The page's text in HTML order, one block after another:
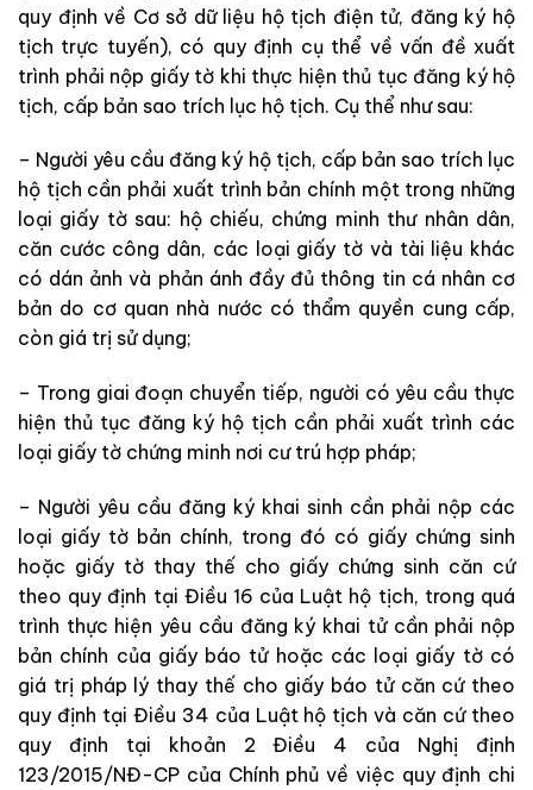
quy định về Cơ sở dữ liệu hộ tịch điện tử, đăng ký hộ
tịch trực tuyến), có quy định cụ thể về vấn đề xuất
trình phải nộp giấy tờ khi thực hiện thủ tục đăng ký hộ
tịch, cấp bản sao trích lục hộ tịch. Cụ thể như sau:
– Người yêu cầu đăng ký hộ tịch, cấp bản sao trích lục
hộ tịch cần phải xuất trình bản chính một trong những
loại giấy tờ sau: hộ chiếu, chứng minh thư nhân dân,
căn cước công dân, các loại giấy tờ và tài liệu khác
có dán ảnh và phản ánh đầy đủ thông tin cá nhân cơ
bản do cơ quan nhà nước có thẩm quyền cung cấp,
còn giá trị sử dụng;
– Trong giai đoạn chuyển tiếp, người có yêu cầu thực
hiện thủ tục đăng ký hộ tịch cần phải xuất trình các
loại giấy tờ chứng minh nơi cư trú hợp pháp;
– Người yêu cầu đăng ký khai sinh cần phải nộp các
loại giấy tờ bản chính, trong đó có giấy chứng sinh
hoặc giấy tờ thay thế cho giấy chứng sinh căn cứ
theo quy định tại Điều 16 của Luật hộ tịch, trong quá
trình thực hiện yêu cầu đăng ký khai tử cần phải nộp
bản chính của giấy báo tử hoặc các loại giấy tờ có
giá trị pháp lý thay thế cho giấy báo tử căn cứ theo
quy định tại Điều 34 của Luật hộ tịch và căn cứ theo
quy định tại khoản 2 Điều 4 của Nghị định
123/2015/NĐ-CP của Chính phủ về việc quy định chi